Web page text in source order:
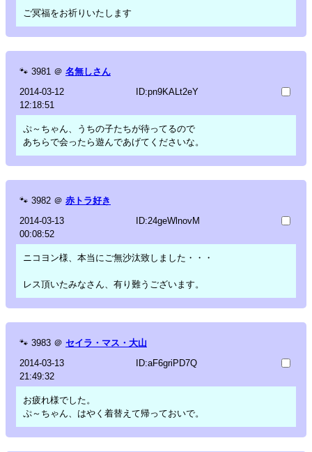
ご冥福をお祈りいたします
🐾 3981 ＠ 名無しさん
2014-03-12
12:18:51
ID:pn9KALt2eY
ぷ～ちゃん、うちの子たちが待ってるので
あちらで会ったら遊んであげてくださいな。
🐾 3982 ＠ 赤トラ好き
2014-03-13
00:08:52
ID:24geWlnovM
ニコヨン様、本当にご無沙汰致しました・・・
レス頂いたみなさん、有り難うございます。
🐾 3983 ＠ セイラ・マス・大山
2014-03-13
21:49:32
ID:aF6griPD7Q
お疲れ様でした。
ぷ～ちゃん、はやく着替えて帰っておいで。